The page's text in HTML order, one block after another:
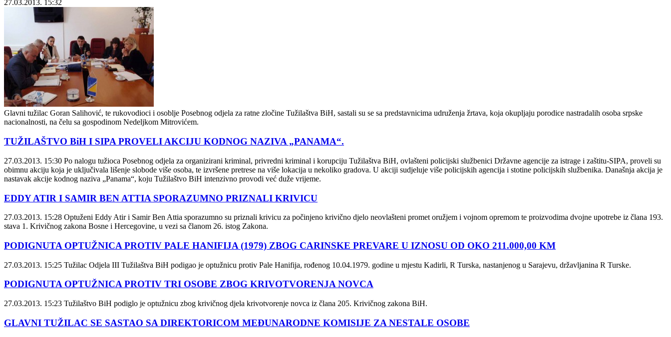
27.03.2013. 15:32
Glavni tužilac Goran Salihović, te rukovodioci i osoblje Posebnog odjela za ratne zločine Tužilaštva BiH, sastali su se sa predstavnicima udruženja žrtava, koja okupljaju porodice nastradalih osoba srpske
nacionalnosti, na čelu sa gospodinom Nedeljkom Mitrovićem.
TUŽILAŠTVO BiH I SIPA PROVELI AKCIJU KODNOG NAZIVA „PANAMA“.
27.03.2013. 15:30 Po nalogu tužioca Posebnog odjela za organizirani kriminal, privredni kriminal i korupciju Tužilaštva BiH, ovlašteni policijski službenici Državne agencije za istrage i zaštitu-SIPA, proveli su
obimnu akciju koja je uključivala lišenje slobode više osoba, te izvršene pretrese na više lokacija u nekoliko gradova. U akciji sudjeluje više policijskih agencija i stotine policijskih službenika. Današnja akcija je
nastavak akcije kodnog naziva „Panama“, koju Tužilaštvo BiH intenzivno provodi već duže vrijeme.
EDDY ATIR I SAMIR BEN ATTIA SPORAZUMNO PRIZNALI KRIVICU
27.03.2013. 15:28 Optuženi Eddy Atir i Samir Ben Attia sporazumno su priznali krivicu za počinjeno krivično djelo neovlašteni promet oružjem i vojnom opremom te proizvodima dvojne upotrebe iz člana 193.
stava 1. Krivičnog zakona Bosne i Hercegovine, u vezi sa članom 26. istog Zakona.
PODIGNUTA OPTUŽNICA PROTIV PALE HANIFIJA (1979) ZBOG CARINSKE PREVARE U IZNOSU OD OKO 211.000,00 KM
27.03.2013. 15:25 Tužilac Odjela III Tužilaštva BiH podigao je optužnicu protiv Pale Hanifija, rođenog 10.04.1979. godine u mjestu Kadirli, R Turska, nastanjenog u Sarajevu, državljanina R Turske.
PODIGNUTA OPTUŽNICA PROTIV TRI OSOBE ZBOG KRIVOTVORENJA NOVCA
27.03.2013. 15:23 Tužilaštvo BiH podiglo je optužnicu zbog krivičnog djela krivotvorenje novca iz člana 205. Krivičnog zakona BiH.
GLAVNI TUŽILAC SE SASTAO SA DIREKTORICOM MEĐUNARODNE KOMISIJE ZA NESTALE OSOBE